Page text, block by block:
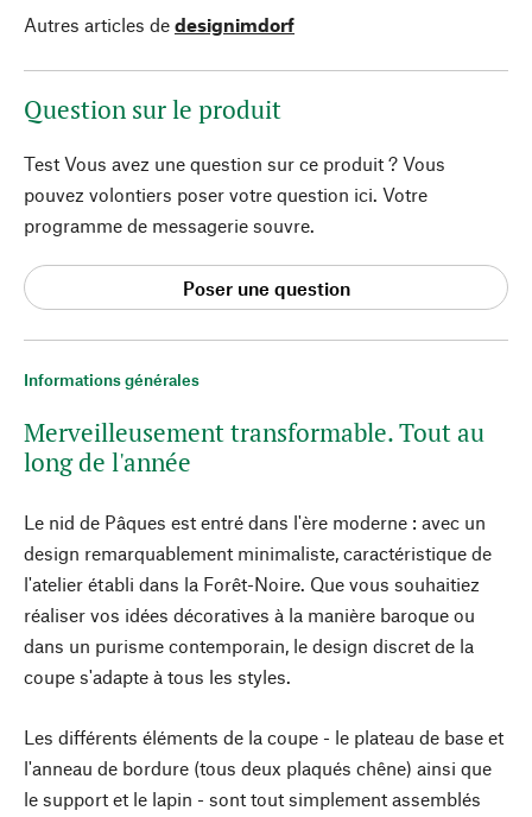
Informations générales
Merveilleusement transformable. Tout au
long de l'année
Le nid de Pâques est entré dans l'ère moderne : avec un
design remarquablement minimaliste, caractéristique de
l'atelier établi dans la Forêt-Noire. Que vous souhaitiez
réaliser vos idées décoratives à la manière baroque ou
dans un purisme contemporain, le design discret de la
coupe s'adapte à tous les styles.
Les différents éléments de la coupe - le plateau de base et
l'anneau de bordure (tous deux plaqués chêne) ainsi que
le support et le lapin - sont tout simplement assemblés
Autres articles de designimdorf
Question sur le produit
Test Vous avez une question sur ce produit ? Vous
pouvez volontiers poser votre question ici. Votre
programme de messagerie souvre.
Poser une question